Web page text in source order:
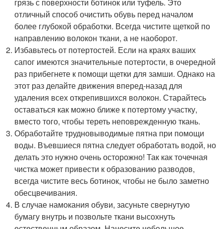
отличный способ очистить обувь перед началом
более глубокой обработки. Всегда чистите щеткой по
направлению волокон ткани, а не наоборот.
Избавьтесь от потертостей. Если на краях ваших
сапог имеются значительные потертости, в очередной
раз прибегнете к помощи щетки для замши. Однако на
этот раз делайте движения вперед-назад для
удаления всех открепившихся волокон. Старайтесь
оставаться как можно ближе к потертому участку,
вместо того, чтобы тереть неповрежденную ткань.
Обработайте трудновыводимые пятна при помощи
воды. Въевшиеся пятна следует обработать водой, но
делать это нужно очень осторожно! Так как точечная
чистка может привести к образованию разводов,
всегда чистите весь ботинок, чтобы не было заметно
обесцвечивания.
В случае намокания обуви, засуньте свернутую
бумагу внутрь и позвольте ткани высохнуть